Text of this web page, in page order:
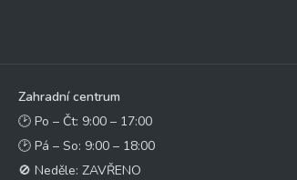
Zahradní centrum
🕑 Po – Čt: 9:00 – 17:00
🕑 Pá – So: 9:00 – 18:00
🚫 Neděle: ZAVŘENO